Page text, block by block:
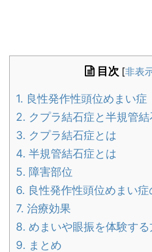
目次 [非表
1. 良性発作性頭位めまい症
2. クプラ結石症と半規管
3. クプラ結石症とは
4. 半規管結石症とは
5. 障害部位
6. 良性発作性頭位めまい
7. 治療効果
8. めまいや眼振を体験する
9. まとめ